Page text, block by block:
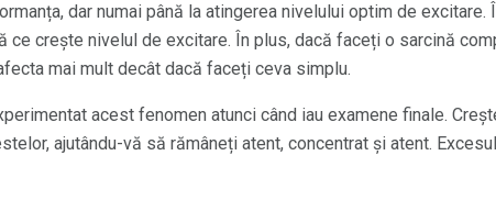
dar numai până la atingerea nivelului optim de excitare.
ce crește nivelul de excitare. În plus, dacă faceți o sarcină
mai mult decât dacă faceți ceva simplu.
acest fenomen atunci când iau examene finale.
ajutându-vă să rămâneți atent, concentrat și atent.